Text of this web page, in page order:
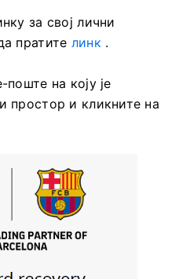
за свој лични
пратите линк .
на коју је
простор и кликните на